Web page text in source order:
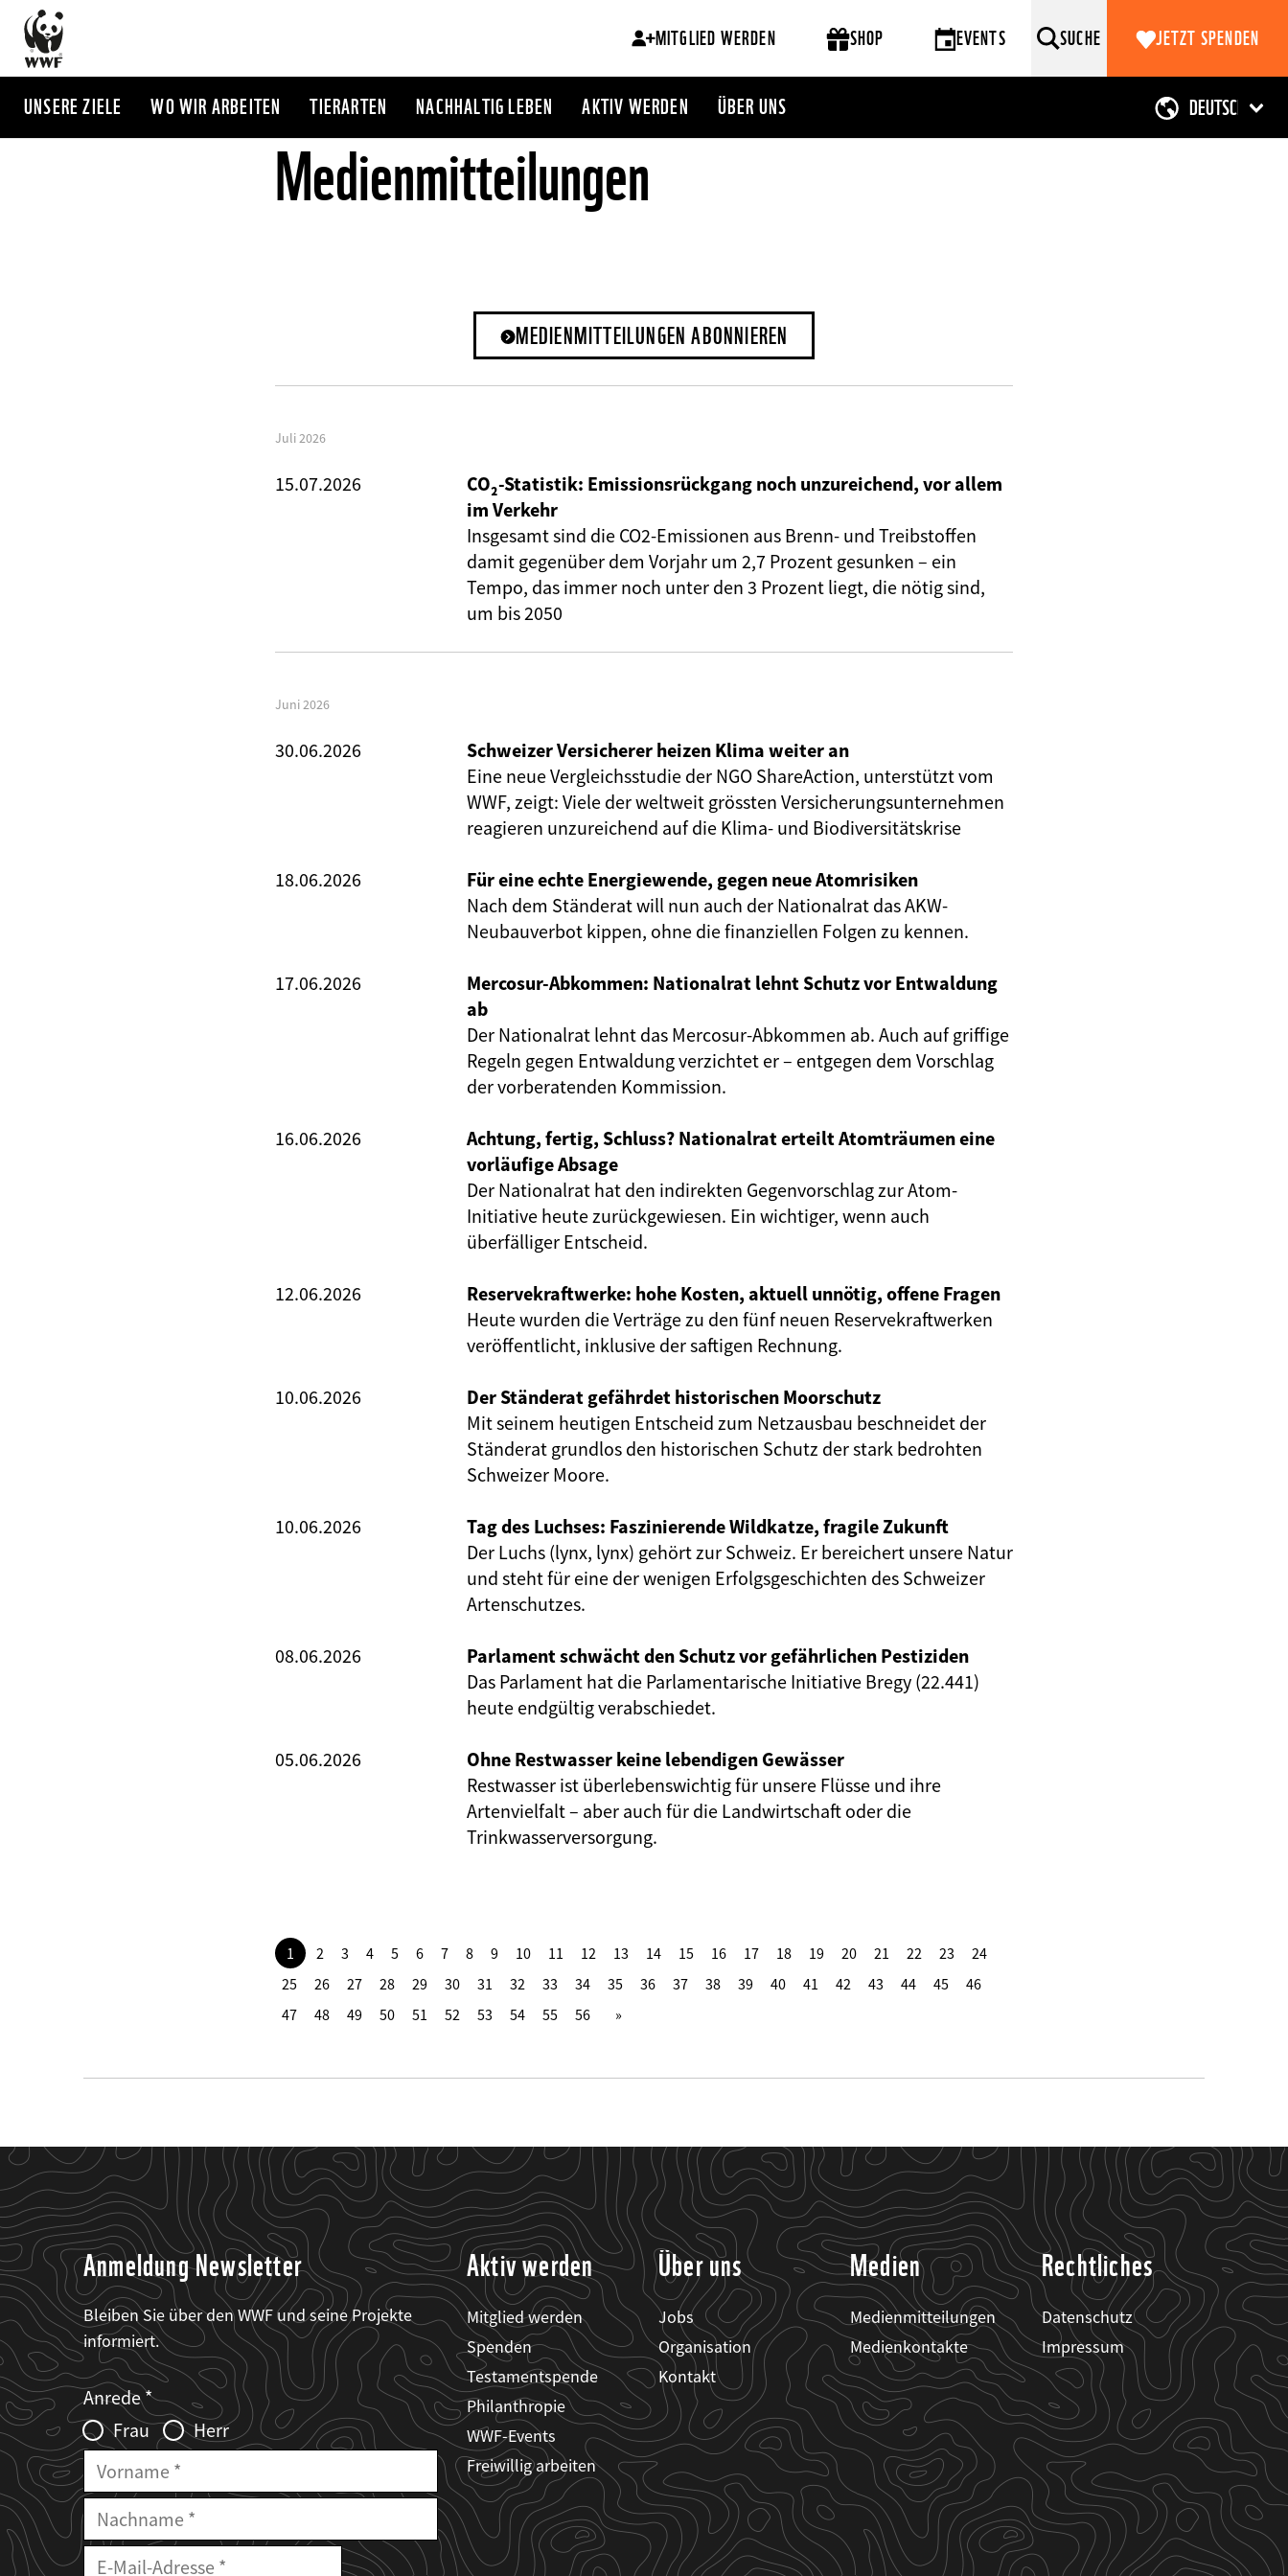
Direkt
zum
Inhalt
MITGLIED WERDEN SHOP EVENTS SUCHE JETZT SPENDEN
UNSERE ZIELE WO WIR ARBEITEN TIERARTEN NACHHALTIG LEBEN AKTIV WERDEN ÜBER UNS
Medienmitteilungen
MEDIENMITTEILUNGEN ABONNIEREN
Juli 2026
15.07.2026
CO₂-Statistik: Emissionsrückgang noch unzureichend, vor allem
im Verkehr
Insgesamt sind die CO2-Emissionen aus Brenn- und Treibstoffen
damit gegenüber dem Vorjahr um 2,7 Prozent gesunken – ein
Tempo, das immer noch unter den 3 Prozent liegt, die nötig sind,
um bis 2050
Juni 2026
30.06.2026
Schweizer Versicherer heizen Klima weiter an
Eine neue Vergleichsstudie der NGO ShareAction, unterstützt vom
WWF, zeigt: Viele der weltweit grössten Versicherungsunternehmen
reagieren unzureichend auf die Klima- und Biodiversitätskrise
18.06.2026
Für eine echte Energiewende, gegen neue Atomrisiken
Nach dem Ständerat will nun auch der Nationalrat das AKW-
Neubauverbot kippen, ohne die finanziellen Folgen zu kennen.
17.06.2026
Mercosur-Abkommen: Nationalrat lehnt Schutz vor Entwaldung
ab
Der Nationalrat lehnt das Mercosur-Abkommen ab. Auch auf griffige
Regeln gegen Entwaldung verzichtet er – entgegen dem Vorschlag
der vorberatenden Kommission.
16.06.2026
Achtung, fertig, Schluss? Nationalrat erteilt Atomträumen eine
vorläufige Absage
Der Nationalrat hat den indirekten Gegenvorschlag zur Atom-
Initiative heute zurückgewiesen. Ein wichtiger, wenn auch
überfälliger Entscheid.
12.06.2026
Reservekraftwerke: hohe Kosten, aktuell unnötig, offene Fragen
Heute wurden die Verträge zu den fünf neuen Reservekraftwerken
veröffentlicht, inklusive der saftigen Rechnung.
10.06.2026
Der Ständerat gefährdet historischen Moorschutz
Mit seinem heutigen Entscheid zum Netzausbau beschneidet der
Ständerat grundlos den historischen Schutz der stark bedrohten
Schweizer Moore.
10.06.2026
Tag des Luchses: Faszinierende Wildkatze, fragile Zukunft
Der Luchs (lynx, lynx) gehört zur Schweiz. Er bereichert unsere Natur
und steht für eine der wenigen Erfolgsgeschichten des Schweizer
Artenschutzes.
08.06.2026
Parlament schwächt den Schutz vor gefährlichen Pestiziden
Das Parlament hat die Parlamentarische Initiative Bregy (22.441)
heute endgültig verabschiedet.
05.06.2026
Ohne Restwasser keine lebendigen Gewässer
Restwasser ist überlebenswichtig für unsere Flüsse und ihre
Artenvielfalt – aber auch für die Landwirtschaft oder die
Trinkwasserversorgung.
1 2 3 4 5 6 7 8 9 10 11 12 13 14 15 16 17 18 19 20 21 22 23
24
25
26 27 28 29 30 31 32 33 34 35 36 37 38 39 40 41 42 43 44 45
46
47
48 49 50 51 52 53 54 55 56
Anmeldung Newsletter
Bleiben Sie über den WWF und seine Projekte
informiert.
Web2Case
Infofelder
Fieldset
anrede_name
Anrede
Frau
Herr
Vorname
Nachname
E-
Mailadresse
Aktiv werden
Mitglied werden
Spenden
Testamentspende
Philanthropie
WWF-Events
Freiwillig arbeiten
Über uns
Jobs
Organisation
Kontakt
Medien
Medienmitteilungen
Medienkontakte
Rechtliches
Datenschutz
Impressum